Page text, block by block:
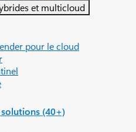
et multicloud
pour le cloud
(40+)